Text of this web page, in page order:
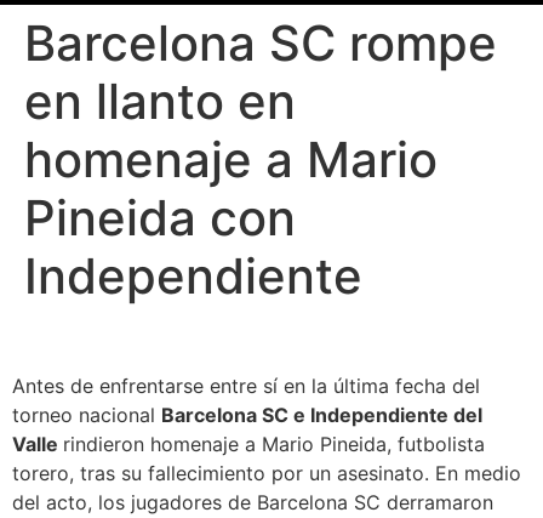
Barcelona SC rompe
en llanto en
homenaje a Mario
Pineida con
Independiente
Antes de enfrentarse entre sí en la última fecha del
torneo nacional Barcelona SC e Independiente del
Valle rindieron homenaje a Mario Pineida, futbolista
torero, tras su fallecimiento por un asesinato. En medio
del acto, los jugadores de Barcelona SC derramaron